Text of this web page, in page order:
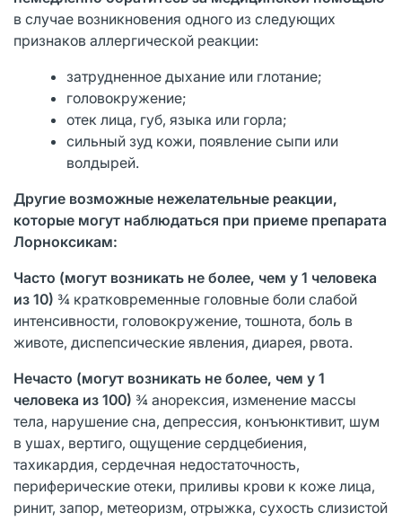
в случае возникновения одного из следующих
признаков аллергической реакции:
затрудненное дыхание или глотание;
головокружение;
отек лица, губ, языка или горла;
сильный зуд кожи, появление сыпи или
волдырей.
Другие возможные нежелательные реакции,
которые могут наблюдаться при приеме препарата
Лорноксикам:
Часто (могут возникать не более, чем у 1 человека
из 10) ¾ кратковременные головные боли слабой
интенсивности, головокружение, тошнота, боль в
животе, диспепсические явления, диарея, рвота.
Нечасто (могут возникать не более, чем у 1
человека из 100) ¾ анорексия, изменение массы
тела, нарушение сна, депрессия, конъюнктивит, шум
в ушах, вертиго, ощущение сердцебиения,
тахикардия, сердечная недостаточность,
периферические отеки, приливы крови к коже лица,
ринит, запор, метеоризм, отрыжка, сухость слизистой